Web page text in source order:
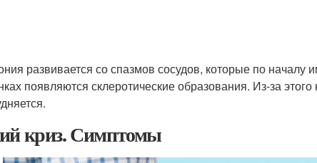
развивается со спазмов сосудов, которые по началу
появляются склеротические образования. Из-за
криз. Симптомы